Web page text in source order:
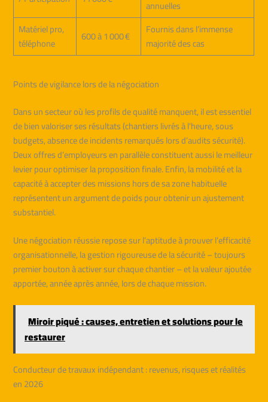
annuelles
Matériel pro,
téléphone
600 à 1 000 €
Fournis dans l’immense
majorité des cas
Points de vigilance lors de la négociation
Dans un secteur où les profils de qualité manquent, il est essentiel
de bien valoriser ses résultats (chantiers livrés à l’heure, sous
budgets, absence de incidents remarqués lors d’audits sécurité).
Deux offres d’employeurs en parallèle constituent aussi le meilleur
levier pour optimiser la proposition finale. Enfin, la mobilité et la
capacité à accepter des missions hors de sa zone habituelle
représentent un argument de poids pour obtenir un ajustement
substantiel.
Une négociation réussie repose sur l’aptitude à prouver l’efficacité
organisationnelle, la gestion rigoureuse de la sécurité – toujours
premier bouton à activer sur chaque chantier – et la valeur ajoutée
apportée, année après année, lors de chaque mission.
Miroir piqué : causes, entretien et solutions pour le
restaurer
Conducteur de travaux indépendant : revenus, risques et réalités
en 2026